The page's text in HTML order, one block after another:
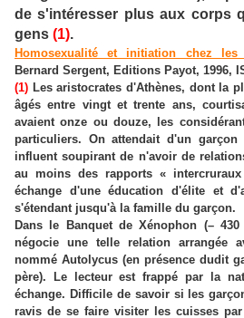
de s'intéresser plus aux corps
gens (1).
Homosexualité et initiation chez les
Bernard Sergent, Editions Payot, 1996,
(1) Les aristocrates d'Athènes, dont la
âgés entre vingt et trente ans,
avaient onze ou douze, les
particuliers. On attendait d'un
influent soupirant de n'avoir de
au moins des rapports «
échange d'une éducation d'élite et
s'étendant jusqu'à la famille du garçon.
Dans le Banquet de Xénophon (–
négocie une telle relation arrangée
nommé Autolycus (en présence dudit
père). Le lecteur est frappé par la
échange. Difficile de savoir si les
ravis de se faire visiter les cuisses